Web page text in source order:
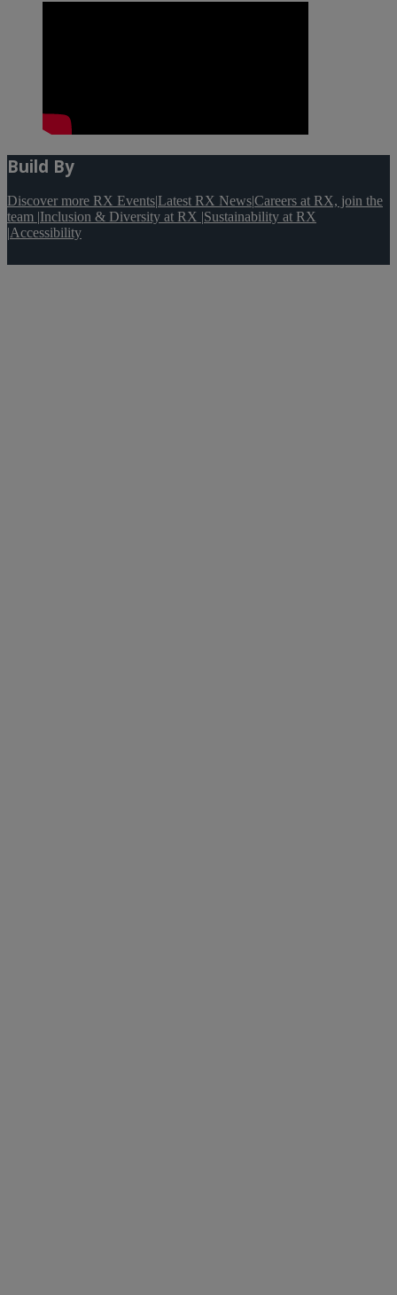
Build By
Discover more RX Events|Latest RX News|Careers at RX, join the
team |Inclusion & Diversity at RX |Sustainability at RX
|Accessibility